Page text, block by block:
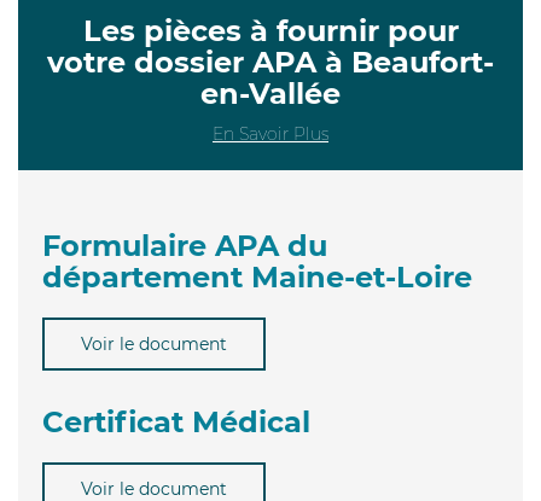
Les pièces à fournir pour
votre dossier APA à Beaufort-
en-Vallée
En Savoir Plus
Formulaire APA du
département Maine-et-Loire
Voir le document
Certificat Médical
Voir le document